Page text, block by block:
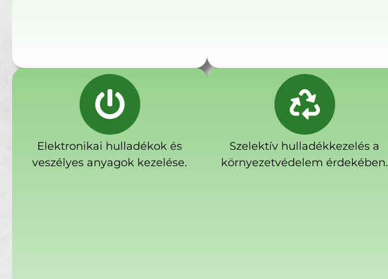
Elektronikai hulladékok és
veszélyes anyagok kezelése.
Szelektív hulladékkezelés a
környezetvédelem érdekében.